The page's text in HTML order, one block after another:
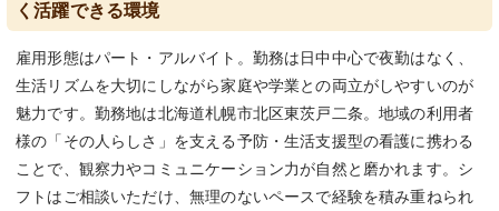
く活躍できる環境
雇用形態はパート・アルバイト。勤務は日中中心で夜勤はなく、
生活リズムを大切にしながら家庭や学業との両立がしやすいのが
魅力です。勤務地は北海道札幌市北区東茨戸二条。地域の利用者
様の「その人らしさ」を支える予防・生活支援型の看護に携わる
ことで、観察力やコミュニケーション力が自然と磨かれます。シ
フトはご相談いただけ、無理のないペースで経験を積み重ねられ